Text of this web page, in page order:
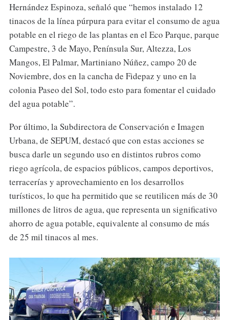
Hernández Espinoza, señaló que “hemos instalado 12
tinacos de la línea púrpura para evitar el consumo de agua
potable en el riego de las plantas en el Eco Parque, parque
Campestre, 3 de Mayo, Península Sur, Altezza, Los
Mangos, El Palmar, Martiniano Núñez, campo 20 de
Noviembre, dos en la cancha de Fidepaz y uno en la
colonia Paseo del Sol, todo esto para fomentar el cuidado
del agua potable”.
Por último, la Subdirectora de Conservación e Imagen
Urbana, de SEPUM, destacó que con estas acciones se
busca darle un segundo uso en distintos rubros como
riego agrícola, de espacios públicos, campos deportivos,
terracerías y aprovechamiento en los desarrollos
turísticos, lo que ha permitido que se reutilicen más de 30
millones de litros de agua, que representa un significativo
ahorro de agua potable, equivalente al consumo de más
de 25 mil tinacos al mes.